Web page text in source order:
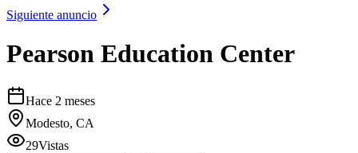
Siguiente anuncio
Pearson Education Center
Hace 2 meses
Modesto, CA
29Vistas